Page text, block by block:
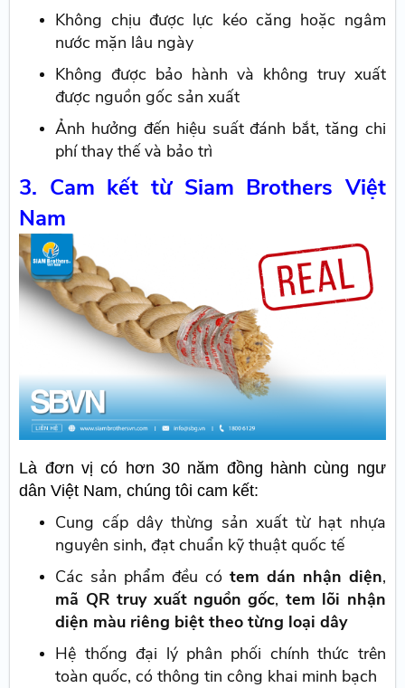
Không chịu được lực kéo căng hoặc ngâm
nước mặn lâu ngày
Không được bảo hành và không truy xuất
được nguồn gốc sản xuất
Ảnh hưởng đến hiệu suất đánh bắt, tăng chi
phí thay thế và bảo trì
3. Cam kết từ Siam Brothers Việt
Nam
Là đơn vị có hơn 30 năm đồng hành cùng ngư
dân Việt Nam, chúng tôi cam kết:
Cung cấp dây thừng sản xuất từ hạt nhựa
nguyên sinh, đạt chuẩn kỹ thuật quốc tế
Các sản phẩm đều có tem dán nhận diện,
mã QR truy xuất nguồn gốc, tem lõi nhận
diện màu riêng biệt theo từng loại dây
Hệ thống đại lý phân phối chính thức trên
toàn quốc, có thông tin công khai minh bạch